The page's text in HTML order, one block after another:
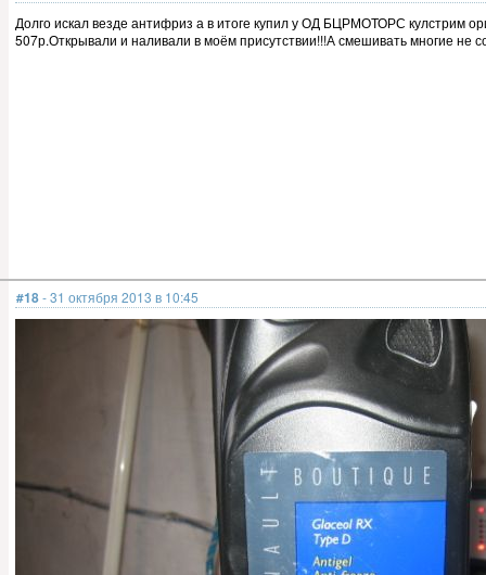
Долго искал везде антифриз а в итоге купил у ОД БЦРМОТОРС кулстрим
507р.Открывали и наливали в моём присутствии!!!А смешивать многие не
#18- 31 октября 2013 в 10:45